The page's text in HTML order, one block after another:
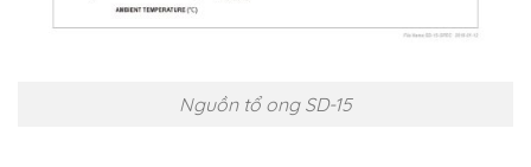
Nguồn tổ ong SD-15